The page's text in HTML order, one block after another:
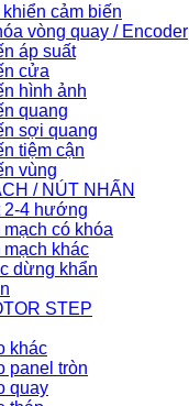
khiển cảm biến
vòng quay / Encoder
áp suất
cửa
hình ảnh
quang
sợi quang
tiệm cận
vùng
/ NÚT NHẤN
2-4 hướng
có khóa
khác
dừng khẩn
STEP
khác
panel tròn
quay